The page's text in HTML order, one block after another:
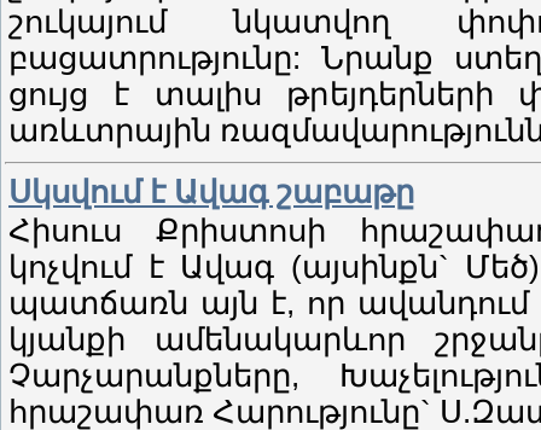
շուկայում նկատվող
բացատրությունը: Նրանք
ցույց է տալիս թրեյդերների
առևտրային
Սկսվում է Ավագ շաբաթը
Հիսուս Քրիստոսի
կոչվում է Ավագ (այսինքն`
պատճառն այն է, որ ավանդում
կյանքի ամենակարևոր
Չարչարանքները,
հրաշափառ Հարությունը`